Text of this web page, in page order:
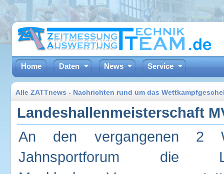
Home Daten News Service
Alle ZATTnews - Nachrichten rund um das
Landeshallenmeisterschaft
An den vergangenen 2
Jahnsportforum die